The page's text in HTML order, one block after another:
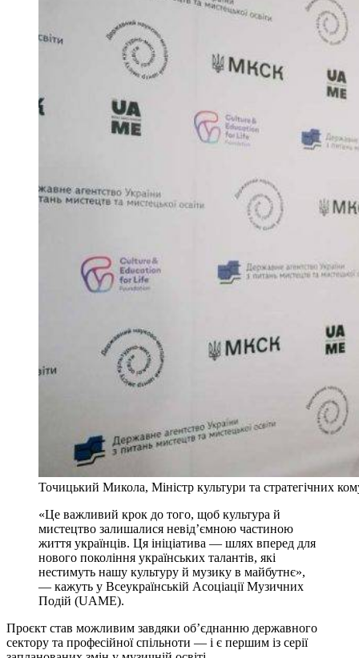
Точицький Микола, Міністр культури та стратегічних
«Це важливий крок до того, щоб культура й
мистецтво залишалися невід’ємною частиною
життя українців. Ця ініціатива — шлях вперед для
нового покоління українських талантів, які
нестимуть нашу культуру й музику в майбутнє»,
— кажуть у Всеукраїнській Асоціації Музичних
Подій (UAME).
Проєкт став можливим завдяки об’єднанню державного
сектору та професійної спільноти — і є першим із серії